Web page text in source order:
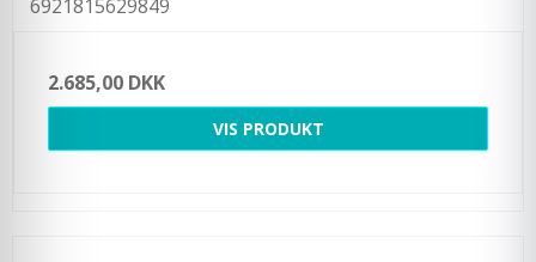
6921815629849
2.685,00 DKK
VIS PRODUKT